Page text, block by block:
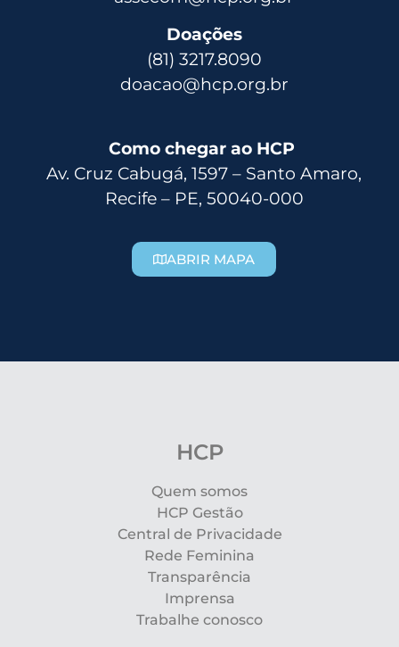
Doações
(81) 3217.8090
doacao@hcp.org.br
Como chegar ao HCP
Av. Cruz Cabugá, 1597 – Santo Amaro,
Recife – PE, 50040-000
ABRIR MAPA
HCP
Quem somos
HCP Gestão
Central de Privacidade
Rede Feminina
Transparência
Imprensa
Trabalhe conosco